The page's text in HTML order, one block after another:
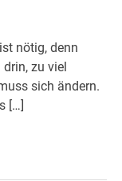
nötig, denn
zu viel
sich ändern.
[…]